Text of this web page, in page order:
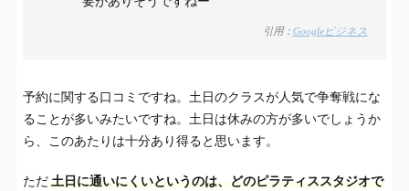
引用： Googleビジネス
予約に関する口コミですね。土日のクラスが人気で争奪戦にな
ることが多いみたいですね。土日は休みの方が多いでしょうか
ら、このあたりは十分あり得ると思います。
ただ 土日に通いにくいというのは、どのピラティススタジオで